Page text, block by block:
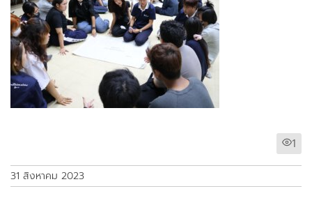
1
31 สิงหาคม 2023